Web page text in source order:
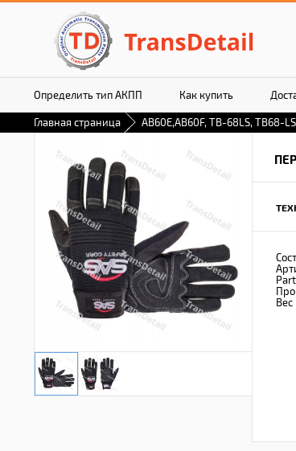
Определить тип АКПП Как купить
Главная страница AB60E,AB60F, TB-68LS, TB68-
Вес